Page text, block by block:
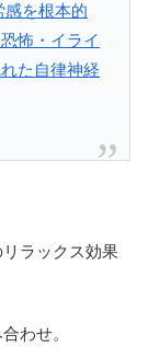
を根本的
怖・イライ
た自律神経
ラックス効果
わせ。